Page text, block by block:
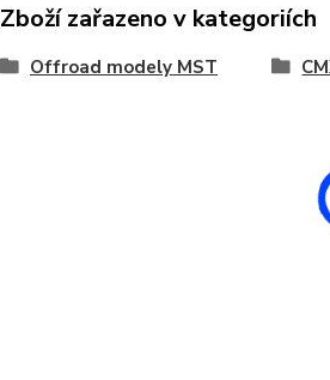
Zboží zařazeno v kategoriích
Offroad modely MST